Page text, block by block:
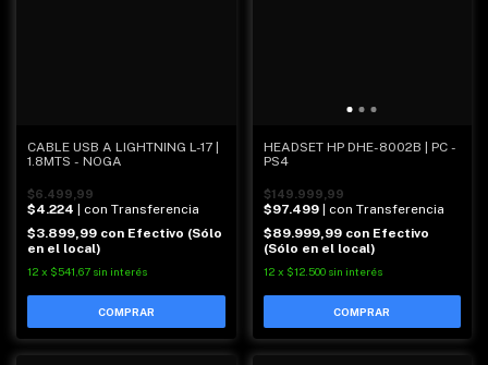
CABLE USB A LIGHTNING L-17 |
1.8MTS - NOGA
$6.499,99
$4.224 | con Transferencia
$3.899,99 con Efectivo (Sólo
en el local)
12 x $541,67 sin interés
HEADSET HP DHE-8002B | PC -
PS4
$149.999,99
$97.499 | con Transferencia
$89.999,99 con Efectivo
(Sólo en el local)
12 x $12.500 sin interés